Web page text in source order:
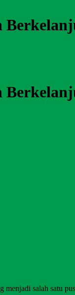
salah satu